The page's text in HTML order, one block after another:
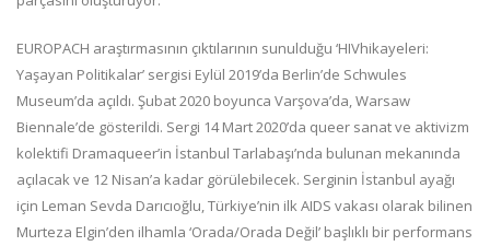
EUROPACH araştırmasının çıktılarının sunulduğu ‘HIVhikayeleri:
Yaşayan Politikalar’ sergisi Eylül 2019’da Berlin’de Schwules
Museum’da açıldı. Şubat 2020 boyunca Varşova’da, Warsaw
Biennale’de gösterildi. Sergi 14 Mart 2020’da queer sanat ve aktivizm
kolektifi Dramaqueer’in İstanbul Tarlabaşı’nda bulunan mekanında
açılacak ve 12 Nisan’a kadar görülebilecek. Serginin İstanbul ayağı
için Leman Sevda Darıcıoğlu, Türkiye’nin ilk AIDS vakası olarak bilinen
Murteza Elgin’den ilhamla ‘Orada/Orada Değil’ başlıklı bir performans